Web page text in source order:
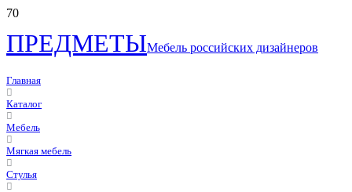
ПРЕДМЕТЫМебель российских дизайнеров
Главная
Каталог
Мебель
Мягкая мебель
Стулья